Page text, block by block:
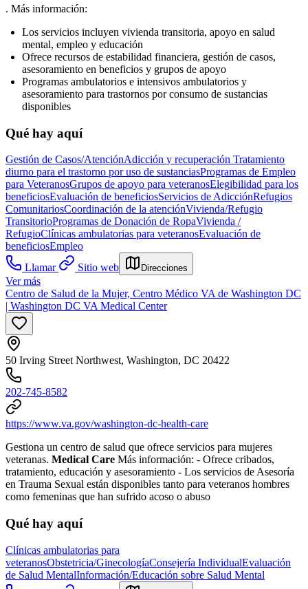
. Más información:
Los servicios incluyen vivienda transitoria, apoyo en salud
mental, empleo y educación
Ofrece recursos de estabilidad financiera, gestión de casos,
asesoramiento en beneficios y grupos de apoyo
Programas ambulatorios e intensivos ambulatorios y
asesoramiento para trastornos por consumo de sustancias
disponibles
Qué hay aquí
Gestión de Casos/AtenciónAdicción y recuperación Tratamiento
diurno para el trastorno por uso de sustanciasProgramas de Empleo
para VeteranosGrupos de apoyo para veteranosElegibilidad para los
beneficiosEvaluación de beneficiosServicios de AdicciónRefugios
ComunitariosCoordinación de la atenciónVivienda/Refugio
TransitorioProgramas de Donación de RopaVivienda /
RefugioClínicas ambulatorias para veteranosEvaluación de
beneficiosEmpleo
Llamar
Sitio web Direcciones
Ver más
Centro de Salud de la Mujer, Centro Médico VA de Washington DC
| Washington DC VA Medical Center
50 Irving Street Northwest, Washington, DC 20422
202-745-8582
https://www.va.gov/washington-dc-health-care
Gestiona un centro de salud que ofrece servicios para mujeres
veteranas. Medical Care Más información: - Ofrece cribados,
tratamiento, educación y asesoramiento - Los servicios de Asesoría
en Trauma Sexual están disponibles tanto para veteranos hombres
como femeninas que han sufrido acoso o abuso
Qué hay aquí
Clínicas ambulatorias para
veteranosObstetricia/GinecologíaConsejería IndividualEvaluación
de Salud MentalInformación/Educación sobre Salud Mental